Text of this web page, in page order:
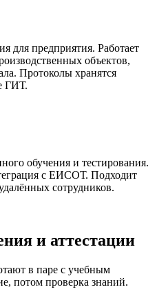
для предприятия. Работает
объектов,
Протоколы хранятся
ГИТ.
обучения и тестирования.
с ЕИСОТ. Подходит
сотрудников.
и аттестации
в паре с учебным
потом проверка знаний.